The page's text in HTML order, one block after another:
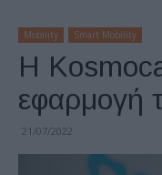
Mobility Smart Mobility
H
εφαρμογή
21/07/2022